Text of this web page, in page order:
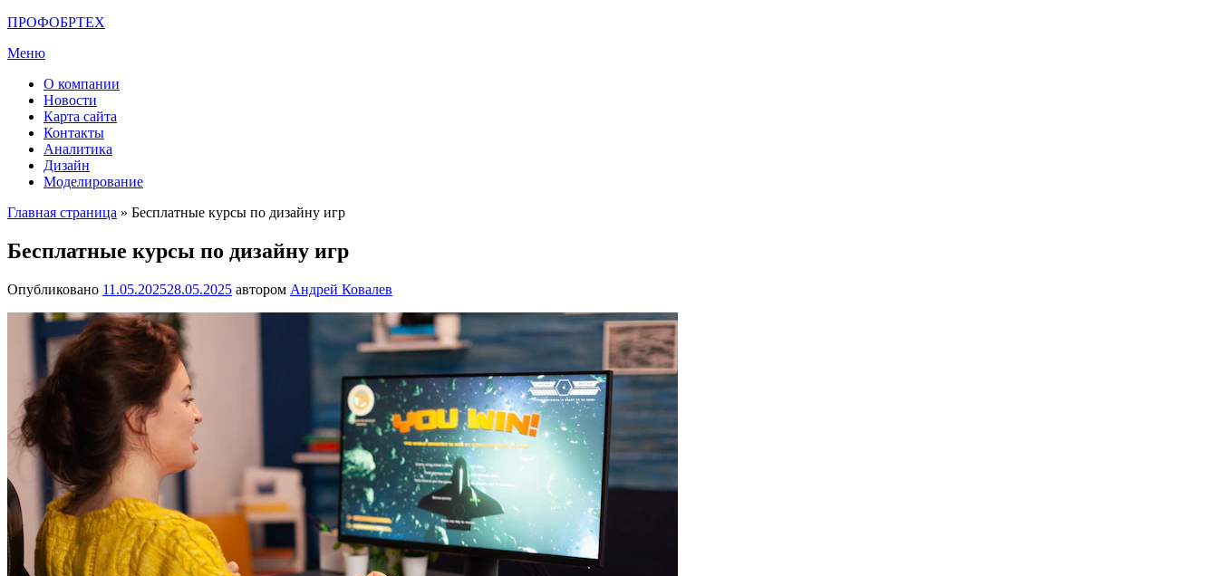
Перейти
содержимому
ПРОФОБРТЕХ
Меню
О компании
Новости
Карта сайта
Контакты
Аналитика
Дизайн
Моделирование
Главная страница » Бесплатные курсы по дизайну игр
Бесплатные курсы по дизайну игр
Опубликовано 11.05.202528.05.2025 автором Андрей Ковалев